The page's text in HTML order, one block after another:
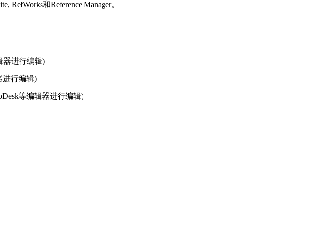
和Reference Manager。
器进行编辑)
进行编辑)
等编辑器进行编辑)